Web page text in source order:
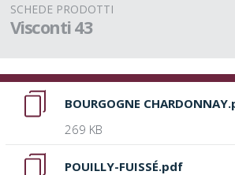
SCHEDE PRODOTTI
Visconti 43
BOURGOGNE
269 KB
POUILLY-FUISSÉ.pdf